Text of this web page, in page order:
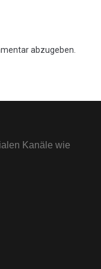
abzugeben.
Kanäle wie